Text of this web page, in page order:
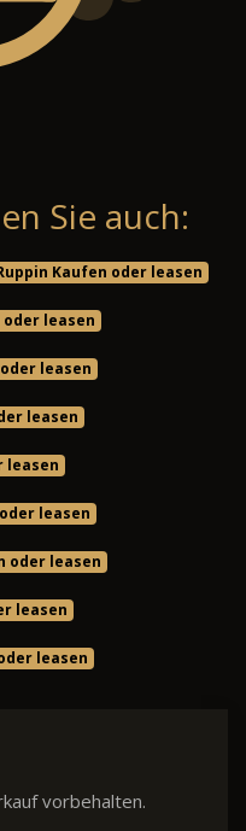
Sie auch:
Kaufen oder leasen
leasen
leasen
leasen
leasen
leasen
oder leasen
leasen
leasen
vorbehalten.